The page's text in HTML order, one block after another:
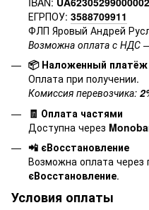
ЕГРПОУ: 3588709911
ФЛП Яровый Андрей
Возможна оплата с НДС
📦 Наложенный
Оплата при получении.
Комиссия перевозчика:
🧾 Оплата частями
Доступна через
📲 єВосстановление
Возможна оплата через
єВосстановление.
Условия оплаты